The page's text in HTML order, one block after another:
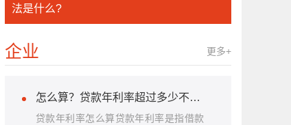
法是什么?
企业 更多+
怎么算？贷款年利率超过多少不合法？
贷款年利率怎么算贷款年利率是指借款